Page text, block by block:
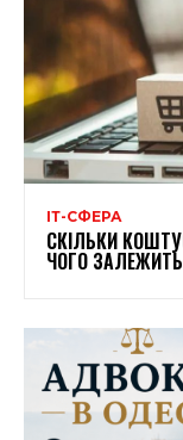
ІТ-СФЕРА
СКІЛЬКИ
ЧОГО